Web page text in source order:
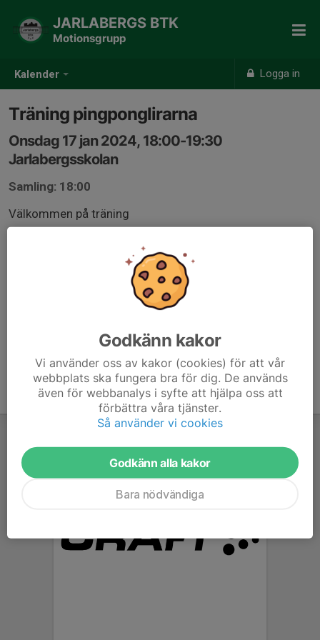
Kalender Logga in
JARLABERGS BTK
Motionsgrupp
Träning pingponglirarna
Onsdag 17 jan 2024, 18:00-19:30
Jarlabergsskolan
Samling: 18:00
Välkommen på träning
Godkänn kakor
Vi använder oss av kakor (cookies) för att vår
webbplats ska fungera bra för dig. De används
även för webbanalys i syfte att hjälpa oss att
förbättra våra tjänster.
Så använder vi cookies
Godkänn alla kakor
Bara nödvändiga